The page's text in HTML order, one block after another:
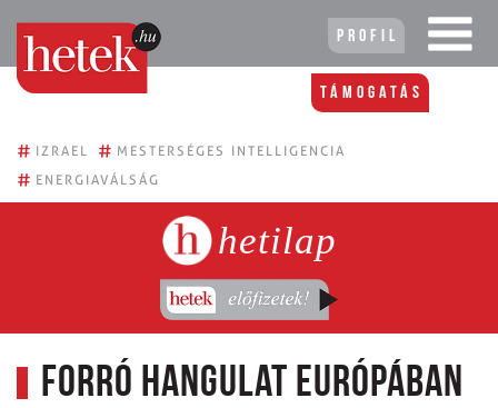
Profil
Támogatás
# IZRAEL # MESTERSÉGES INTELLIGENCIA
# ENERGIAVÁLSÁG
hetilap
Forró hangulat Európában